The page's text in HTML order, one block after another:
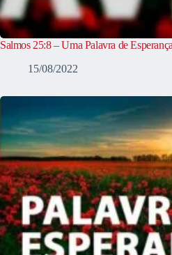
Salmos 25:8 – Uma Palavra de
15/08/2022